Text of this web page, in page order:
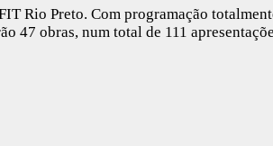
Rio Preto. Com programação
47 obras, num total de 111